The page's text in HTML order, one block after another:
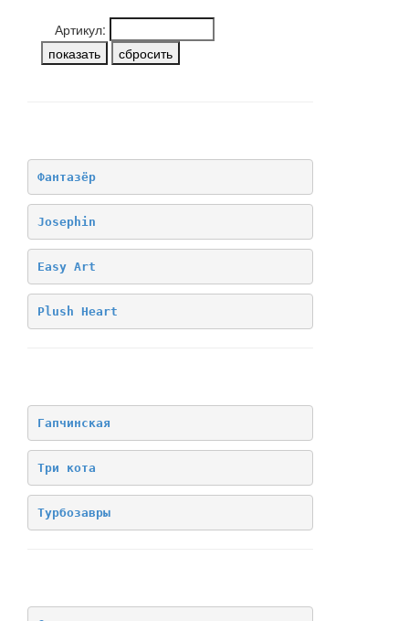
Артикул:
Фантазёр
Josephin
Easy Art
Plush Heart
Гапчинская
Три кота
Турбозавры